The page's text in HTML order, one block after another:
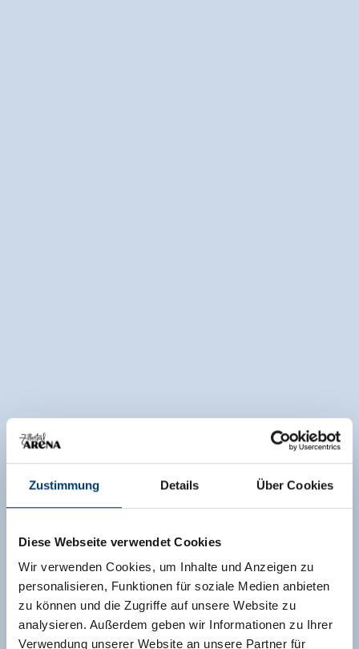
Zustimmung Details Über Cookies
Diese Webseite verwendet Cookies
Wir verwenden Cookies, um Inhalte und Anzeigen zu
personalisieren, Funktionen für soziale Medien anbieten
zu können und die Zugriffe auf unsere Website zu
analysieren. Außerdem geben wir Informationen zu Ihrer
Verwendung unserer Website an unsere Partner für